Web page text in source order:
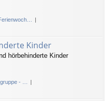
Kinder
hörbehinderte Kinder
- …